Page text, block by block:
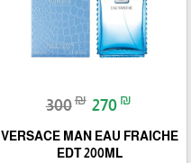
300₪ 270 ₪
VERSACE MAN EAU FRAICHE
EDT 200ML